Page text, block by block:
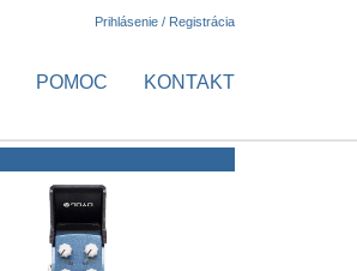
Prihlásenie / Registrácia
POMOC KONTAKT